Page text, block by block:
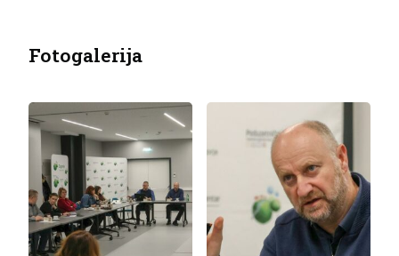
Fotogalerija